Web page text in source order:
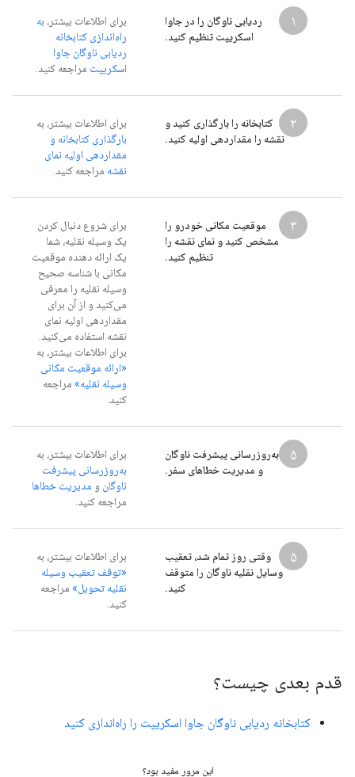
۱
ردیابی ناوگان را در جاوا
اسکریپت تنظیم کنید.
برای اطلاعات بیشتر، به
راه‌اندازی کتابخانه
ردیابی ناوگان جاوا
اسکریپت مراجعه کنید.
۲
کتابخانه را بارگذاری کنید و
نقشه را مقداردهی اولیه کنید.
برای اطلاعات بیشتر، به
بارگذاری کتابخانه و
مقداردهی اولیه نمای
نقشه مراجعه کنید.
۳
موقعیت مکانی خودرو را
مشخص کنید و نمای نقشه را
تنظیم کنید.
برای شروع دنبال کردن
یک وسیله نقلیه، شما
یک ارائه دهنده موقعیت
مکانی با شناسه صحیح
وسیله نقلیه را معرفی
می‌کنید و از آن برای
مقداردهی اولیه نمای
نقشه استفاده می‌کنید.
برای اطلاعات بیشتر، به
«ارائه موقعیت مکانی
وسیله نقلیه» مراجعه
کنید.
۵
به‌روزرسانی پیشرفت ناوگان
و مدیریت خطاهای سفر.
برای اطلاعات بیشتر، به
به‌روزرسانی پیشرفت
ناوگان و مدیریت خطاها
مراجعه کنید.
۵
وقتی روز تمام شد، تعقیب
وسایل نقلیه ناوگان را متوقف
کنید.
برای اطلاعات بیشتر، به
«توقف تعقیب وسیله
نقلیه تحویل» مراجعه
کنید.
قدم بعدی چیست؟
کتابخانه ردیابی ناوگان جاوا اسکریپت را راه‌اندازی کنید
این مرور مفید بود؟